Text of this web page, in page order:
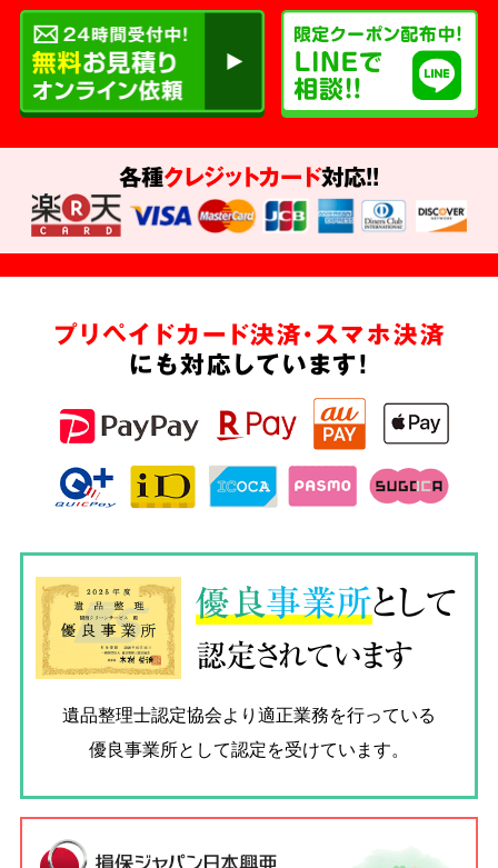
各種クレジットカード対応!!
プリペイドカード決済・スマホ決済
にも対応しています!
優良事業所として
認定されています
遺品整理士認定協会より適正業務を行っている
優良事業所として認定を受けています。